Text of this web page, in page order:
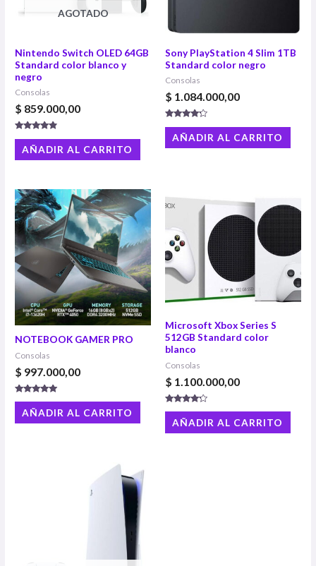
AGOTADO
Nintendo Switch OLED 64GB
Standard color blanco y
negro
Consolas
$ 859.000,00
Valorado
con
4.64
de 5
AÑADIR AL CARRITO
Sony PlayStation 4 Slim 1TB
Standard color negro
Consolas
$ 1.084.000,00
Valorado
con
4.00
de 5
AÑADIR AL CARRITO
NOTEBOOK GAMER PRO
Consolas
$ 997.000,00
Valorado con
5.00
de 5
AÑADIR AL CARRITO
Microsoft Xbox Series S
512GB Standard color
blanco
Consolas
$ 1.100.000,00
Valorado
con
4.00
de 5
AÑADIR AL CARRITO